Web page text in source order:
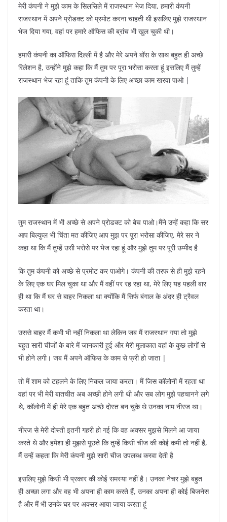
मेरी कंपनी ने मुझे काम के सिलसिले में राजस्थान भेज दिया, हमारी कंपनी
राजस्थान में अपने प्रोडक्ट को प्रमोट करना चाहती थी इसलिए मुझे राजस्थान
भेज दिया गया, वहां पर हमारे ऑफिस की ब्रांच भी खुल चुकी थी।
हमारी कंपनी का ऑफिस दिल्ली में है और मेरे अपने बॉस के साथ बहुत ही अच्छे
रिलेशन है, उन्होंने मुझे कहा कि मैं तुम पर पूरा भरोसा करता हूं इसलिए मैं तुम्हें
राजस्थान भेज रहा हूं ताकि तुम कंपनी के लिए अच्छा काम खरवा पाओ |
तुम राजस्थान में भी अच्छे से अपने प्रोडक्ट को बेच पाओ।मैंने उन्हें कहा कि सर
आप बिल्कुल भी चिंता मत कीजिए आप मुझ पर पूरा भरोसा कीजिए, मेरे सर ने
कहा था कि मैं तुम्हें उसी भरोसे पर भेज रहा हूं और मुझे तुम पर पूरी उम्मीद है
कि तुम कंपनी को अच्छे से प्रमोट कर पाओगे। कंपनी की तरफ से ही मुझे रहने
के लिए एक घर मिल चुका था और मैं वहीं पर रह रहा था, मेरे लिए यह पहली बार
ही था कि मैं घर से बाहर निकला था क्योंकि मैं सिर्फ बंगाल के अंदर ही ट्रैवल
करता था।
उससे बाहर मैं कभी भी नहीं निकला था लेकिन जब मैं राजस्थान गया तो मुझे
बहुत सारी चीजों के बारे में जानकारी हुई और मेरी मुलाकात वहां के कुछ लोगों से
भी होने लगी। जब मैं अपने ऑफिस के काम से फ्री हो जाता |
तो मैं शाम को टहलने के लिए निकल जाया करता। मैं जिस कॉलोनी में रहता था
वहां पर भी मेरी बातचीत अब अच्छी होने लगी थी और सब लोग मुझे पहचानने लगे
थे, कॉलोनी में ही मेरे एक बहुत अच्छे दोस्त बन चुके थे उनका नाम नीरज था।
नीरज से मेरी दोस्ती इतनी गहरी हो गई कि वह अक्सर मुझसे मिलने आ जाया
करते थे और हमेशा ही मुझसे पूछते कि तुम्हें किसी चीज की कोई कमी तो नहीं है,
मैं उन्हें कहता कि मेरी कंपनी मुझे सारी चीज उपलब्ध करवा देती है
इसलिए मुझे किसी भी प्रकार की कोई समस्या नहीं है। उनका नेचर मुझे बहुत
ही अच्छा लगा और वह भी अपना ही काम करते हैं, उनका अपना ही कोई बिजनेस
है और मैं भी उनके घर पर अक्सर आया जाया करता हूं